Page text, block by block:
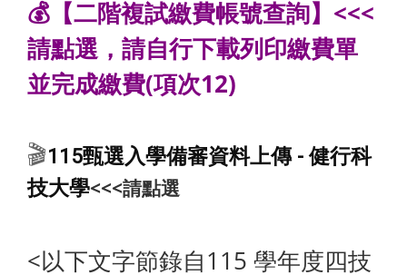
💰 【二階複試繳費帳號查詢】 <<<
請點選，請自行下載列印繳費單
並完成繳費(項次12)
🎬115甄選入學備審資料上傳 - 健行科
技大學<<<請點選
<以下文字節錄自115 學年度四技